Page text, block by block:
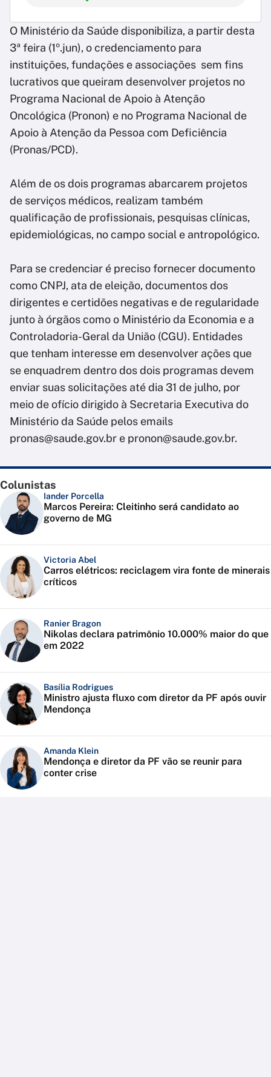
O Ministério da Saúde disponibiliza, a partir desta
3ª feira (1º.jun), o credenciamento para
instituições, fundações e associações sem fins
lucrativos que queiram desenvolver projetos no
Programa Nacional de Apoio à Atenção
Oncológica (Pronon) e no Programa Nacional de
Apoio à Atenção da Pessoa com Deficiência
(Pronas/PCD).
Além de os dois programas abarcarem projetos
de serviços médicos, realizam também
qualificação de profissionais, pesquisas clínicas,
epidemiológicas, no campo social e antropológico.
Para se credenciar é preciso fornecer documento
como CNPJ, ata de eleição, documentos dos
dirigentes e certidões negativas e de regularidade
junto à órgãos como o Ministério da Economia e a
Controladoria-Geral da União (CGU). Entidades
que tenham interesse em desenvolver ações que
se enquadrem dentro dos dois programas devem
enviar suas solicitações até dia 31 de julho, por
meio de ofício dirigido à Secretaria Executiva do
Ministério da Saúde pelos emails
pronas@saude.gov.br e pronon@saude.gov.br.
Colunistas
Iander Porcella
Marcos Pereira: Cleitinho será candidato ao
governo de MG
Victoria Abel
Carros elétricos: reciclagem vira fonte de minerais
críticos
Ranier Bragon
Nikolas declara patrimônio 10.000% maior do que
em 2022
Basília Rodrigues
Ministro ajusta fluxo com diretor da PF após ouvir
Mendonça
Amanda Klein
Mendonça e diretor da PF vão se reunir para
conter crise